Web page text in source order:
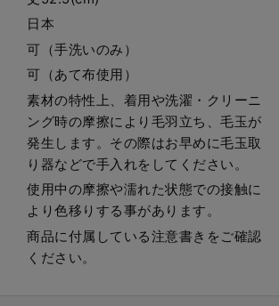
日本
可（手洗いのみ）
可（あて布使用）
素材の特性上、着用や洗濯・クリーニ
ング時の摩擦により毛羽立ち、毛玉が
発生します。その際はお早めに毛玉取
り器などで手入れをしてください。
使用中の摩擦や濡れた状態での接触に
より色移りする事があります。
商品に付属している注意書きをご確認
ください。